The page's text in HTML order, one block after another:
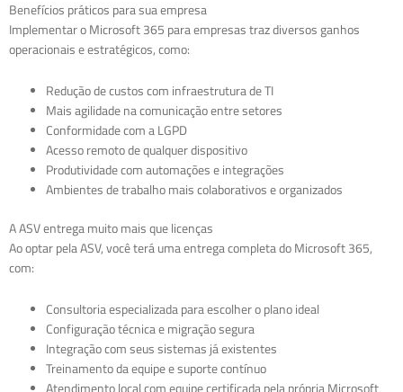
Benefícios práticos para sua empresa
Implementar o Microsoft 365 para empresas traz diversos ganhos
operacionais e estratégicos, como:
Redução de custos com infraestrutura de TI
Mais agilidade na comunicação entre setores
Conformidade com a LGPD
Acesso remoto de qualquer dispositivo
Produtividade com automações e integrações
Ambientes de trabalho mais colaborativos e organizados
A ASV entrega muito mais que licenças
Ao optar pela ASV, você terá uma entrega completa do Microsoft 365,
com:
Consultoria especializada para escolher o plano ideal
Configuração técnica e migração segura
Integração com seus sistemas já existentes
Treinamento da equipe e suporte contínuo
Atendimento local com equipe certificada pela própria Microsoft